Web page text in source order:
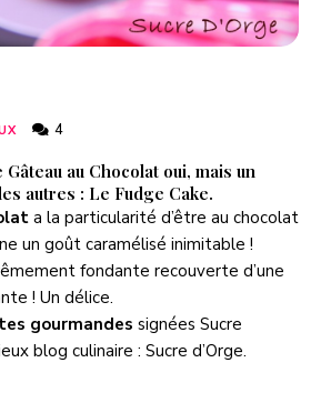
4
au Chocolat oui, mais un
autres : Le Fudge Cake.
a la particularité d’être au chocolat
un goût caramélisé inimitable !
fondante recouverte d’une
! Un délice.
gourmandes signées Sucre
blog culinaire : Sucre d’Orge.